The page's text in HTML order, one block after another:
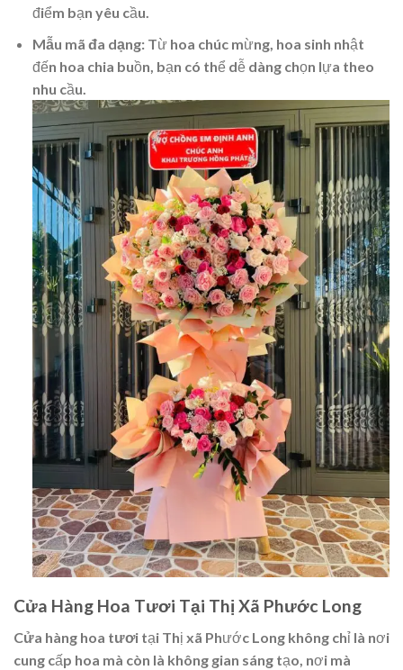
điểm bạn yêu cầu.
Mẫu mã đa dạng: Từ hoa chúc mừng, hoa sinh nhật
đến hoa chia buồn, bạn có thể dễ dàng chọn lựa theo
nhu cầu.
Cửa Hàng Hoa Tươi Tại Thị Xã Phước Long
Cửa hàng hoa tươi tại Thị xã Phước Long không chỉ là nơi
cung cấp hoa mà còn là không gian sáng tạo, nơi mà